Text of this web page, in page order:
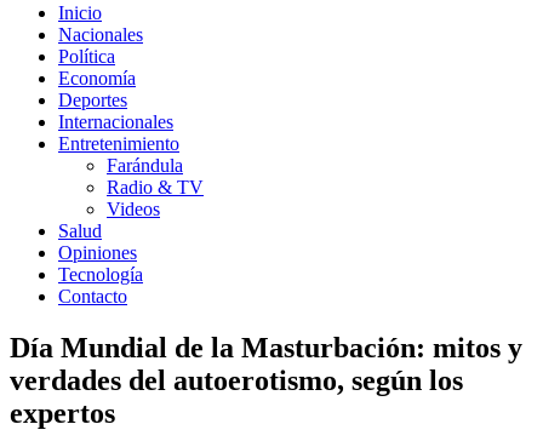
Inicio
Nacionales
Política
Economía
Deportes
Internacionales
Entretenimiento
Farándula
Radio & TV
Videos
Salud
Opiniones
Tecnología
Contacto
Día Mundial de la Masturbación: mitos y
verdades del autoerotismo, según los
expertos